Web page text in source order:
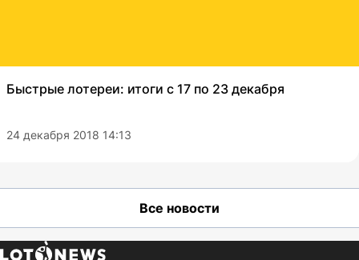
Быстрые лотереи: итоги с 17 по 23 декабря
24 декабря 2018 14:13
Все новости